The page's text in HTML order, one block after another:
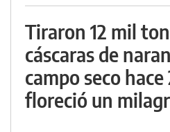
Tiraron 12 mil
cáscaras de
campo seco
floreció un